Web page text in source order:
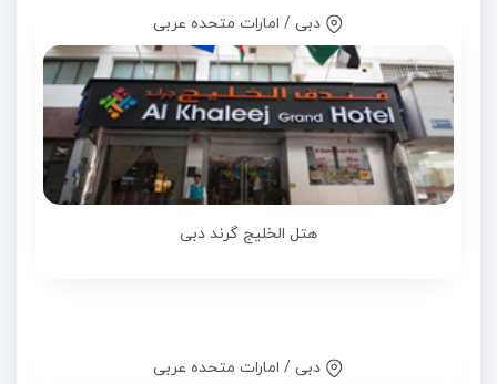
دبی / امارات متحده عربی
هتل الخلیج گرند دبی
دبی / امارات متحده عربی